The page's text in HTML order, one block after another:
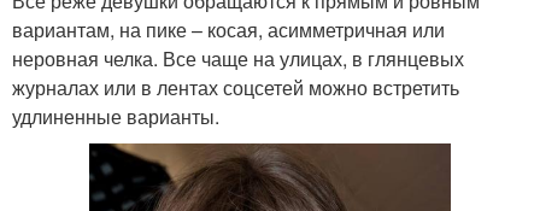
вариантам, на пике – косая, асимметричная или
неровная челка. Все чаще на улицах, в глянцевых
журналах или в лентах соцсетей можно встретить
удлиненные варианты.